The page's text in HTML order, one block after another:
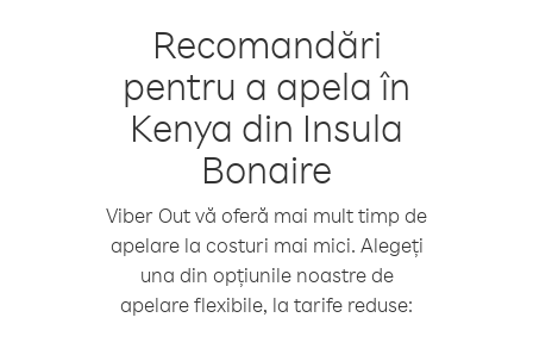
Recomandări
pentru a apela în
Kenya din Insula
Bonaire
Viber Out vă oferă mai mult timp de
apelare la costuri mai mici. Alegeți
una din opțiunile noastre de
apelare flexibile, la tarife reduse: